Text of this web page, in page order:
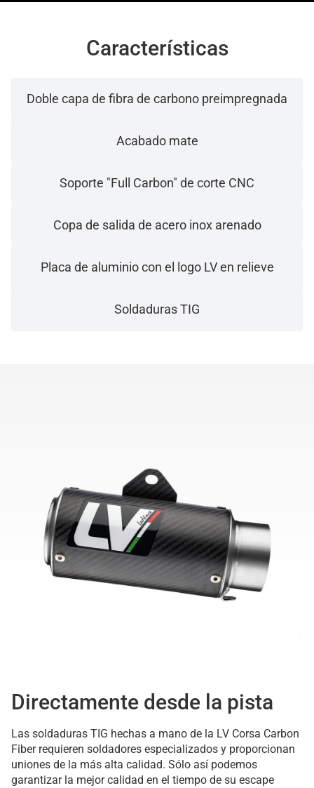
Características
Doble capa de fibra de carbono preimpregnada
Acabado mate
Soporte "Full Carbon" de corte CNC
Copa de salida de acero inox arenado
Placa de aluminio con el logo LV en relieve
Soldaduras TIG
Directamente desde la pista
Las soldaduras TIG hechas a mano de la LV Corsa Carbon
Fiber requieren soldadores especializados y proporcionan
uniones de la más alta calidad. Sólo así podemos
garantizar la mejor calidad en el tiempo de su escape